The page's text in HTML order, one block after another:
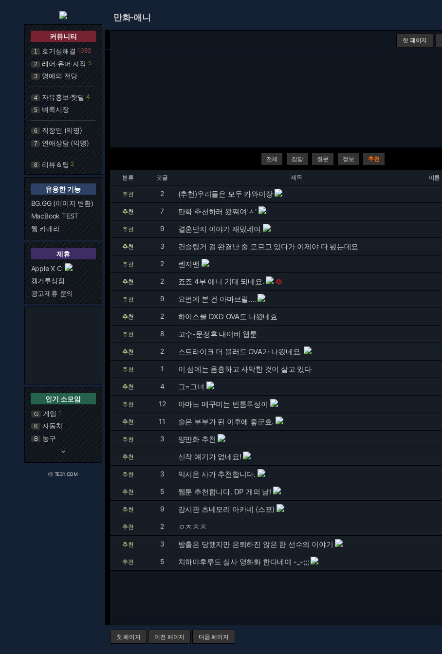
커뮤니티
1 호기심해결 1082
2 레어·유머·자작 5
3 명예의 전당
4 자유홍보·핫딜 4
5 벼룩시장
6 직장인 (익명)
7 연애상담 (익명)
8 리뷰＆팁 2
유용한 기능
BG.GG (이미지 변환)
MacBook TEST
웹 카메라
제휴
Apple X C
캥거루상점
광고제휴 문의
인기 소모임
G 게임 1
K 자동차
B 농구
keyboard_arrow_down
ⓒ TE31.COM
만화·애니
첫 페이지
전체 잡담 질문 정보 추천
분류 댓글 제목 이름
추천 2 (추천)우리들은 모두 카와이장
추천 7 만화 추천하러 왔쪄여'ㅅ'
추천 9 결혼반지 이야기 재밌네여
추천 3 건슬링거 걸 완결난 줄 모르고 있다가 이제야 다 봤는데요
추천 2 렌지맨
추천 2 죠죠 4부 애니 기대 되네요. 
추천 9 요번에 본 건 아마브릴....
추천 2 하이스쿨 DXD OVA도 나왔네효
추천 8 고수-문정후 내이버 웹툰
추천 2 스트라이크 더 블러드 OVA가 나왔네요.
추천 1 이 섬에는 음흉하고 사악한 것이 살고 있다
추천 4 그=그녀
추천 12 아마노 메구미는 빈틈투성이
추천 11 술은 부부가 된 이후에 좋군효.
추천 3 양만화 추천
추천 신작 얘기가 없네요!
추천 3 익시온 사가 추천합니다.
추천 5 웹툰 추천합니다. DP 개의 날!
추천 9 감시관 츠네모리 아카네 (스포)
추천 2 ㅇㅈㅊㅊ
추천 3 방출은 당했지만 은퇴하진 않은 한 선수의 이야기
추천 5 치하야후루도 실사 영화화 한다네여 -_-;;;
첫 페이지 이전 페이지 다음 페이지